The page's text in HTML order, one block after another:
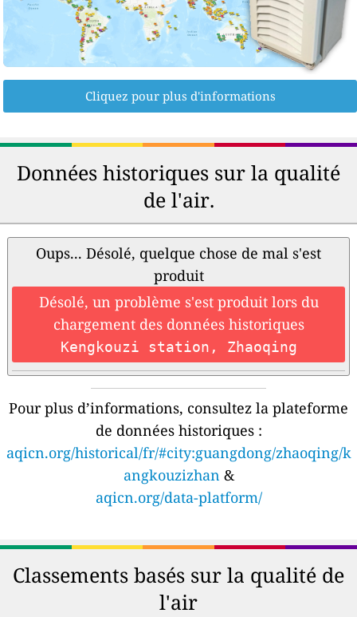
Cliquez pour plus d'informations
Données historiques sur la qualité
de l'air.
Oups... Désolé, quelque chose de mal s'est
produit
Désolé, un problème s'est produit lors du
chargement des données historiques
Kengkouzi station, Zhaoqing
Pour plus d’informations, consultez la plateforme
de données historiques :
aqicn.org/historical/fr/#city:guangdong/zhaoqing/k
angkouzizhan &
aqicn.org/data-platform/
Classements basés sur la qualité de
l'air